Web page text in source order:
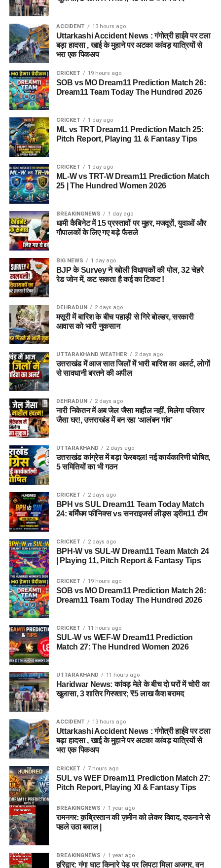
होगा माहौल
आलंबन गांव की सबसे खास बात यही होगी कि यहां रहने वाली महिलाओं
और बच्चों को यह महसूस न हो कि वे किसी जेल या बंद संस्थान में रह रहे
हैं। इसके बजाय पूरा परिसर एक रेजिडेंशियल कॉम्प्लेक्स की तरह विकसित
किया जाएगा, जहां सुरक्षा के साथ रहने, पढ़ाई, दैनिक जीवन और सामाजिक
विकास से जुड़ी सुविधाएं उपलब्ध होंगी।
परिसर को आधुनिक सुविधाओं से लैस करने की योजना है। यहां आंगनबाड़ी
केंद्र भी खोले जाएंगे। जरूरत पड़ने पर प्राथमिक विद्यालय की सुविधा भी
उपलब्ध कराई जा सकती है। इस पहल का मकसद सिर्फ महिलाओं और
बच्चों को रहने की जगह देना नहीं, बल्कि उन्हें ऐसा वातावरण उपलब्ध कराना
है, जहां वे खुद को सुरक्षित, सम्मानित और परिवार का हिस्सा महसूस कर
सकें।
5 एकड़ जमीन की हो रही है तलाश
आलंबन गांव विकसित करने के लिए करीब 5 एकड़ जमीन की आवश्यकता
बताई गई है। विभाग की पहली प्राथमिकता देहरादून जिले या उसके
आसपास जमीन तलाशने की थी, लेकिन फिलहाल उपयुक्त जमीन उपलब्ध
नहीं हो पाई है। अब विभाग की ओर से हरिद्वार और आसपास के क्षेत्रों में
जमीन की तलाश की जा रही है। अधिकारियों को उम्मीद है कि हरिद्वार में
इसके लिए उपयुक्त जमीन मिल सकती है।
इसके अलावा उत्तरकाशी जिले के चिन्यालीसौड़ में भी एक जमीन को लेकर
संभावनाएं देखी जा रही हैं। विभाग यह जांच कर रहा है कि वहां की जमीन
और परिस्थितियां आलंबन गांव के निर्माण के लिए उपयुक्त हैं या नहीं।
महिलाओं और बच्चों को मिलेगा नया जीवन
आलंबन गांव की यह योजना सिर्फ एक नया भवन या परिसर तैयार करने की
कवायद नहीं है, बल्कि नारी निकेतन में रहने वाली महिलाओं और बच्चों के
प्रति सोच में बदलाव की कोशिश भी है।
अगर यह योजना धरातल पर उतरती है तो संस्थागत जीवन की जगह उन्हें
परिवार जैसा माहौल, बेहतर स्वतंत्रता और सामाजिक वातावरण मिल
सकेगा। इससे बच्चों और महिलाओं के मानसिक और सामाजिक विकास में
भी मदद मिलने की उम्मीद है।
ACCIDENT 13 hours ago
Uttarkashi Accident News : गंगोत्री हाईवे पर टला
बड़ा हादसा , खाई के मुहाने पर अटका कांवड़ यात्रियों से
भरा एक पिकअप
CRICKET 19 hours ago
SOB vs MO Dream11 Prediction Match 26:
Dream11 Team Today The Hundred 2026
CRICKET 1 day ago
ML vs TRT Dream11 Prediction Match 25:
Pitch Report, Playing 11 & Fantasy Tips
CRICKET 1 day ago
ML-W vs TRT-W Dream11 Prediction Match
25 | The Hundred Women 2026
BREAKINGNEWS 1 day ago
धामी कैबिनेट में 15 प्रस्तावों पर मुहर, मजदूरों, युवाओं और
गौपालकों के लिए गए बड़े फैसले
BIG NEWS 1 day ago
BJP के Survey ने खोली विधायकों की पोल, 32 चेहरे
रेड जोन में, कट सकता है कई का टिकट !
DEHRADUN 2 days ago
मसूरी में बारिश के बीच पहाड़ी से गिरे बोल्डर, सरकारी
आवास को भारी नुकसान
UTTARAKHAND WEATHER 2 days ago
उत्तराखंड में आज सात जिलों में भारी बारिश का अलर्ट, लोगों
से सावधानी बरतने की अपील
DEHRADUN 2 days ago
नारी निकेतन में अब जेल जैसा माहौल नहीं, मिलेगा परिवार
जैसा घर!, उत्तराखंड में बन रहा ‘आलंबन गांव’
UTTARAKHAND 2 days ago
उत्तराखंड कांग्रेस में बड़ा फेरबदल! नई कार्यकारिणी घोषित,
5 समितियों का भी गठन
CRICKET 2 days ago
BPH vs SUL Dream11 Team Today Match
24: बर्मिंघम फीनिक्स vs सनराइजर्स लीड्स ड्रीम11 टीम
CRICKET 2 days ago
BPH-W vs SUL-W Dream11 Team Match 24
| Playing 11, Pitch Report & Fantasy Tips
CRICKET 19 hours ago
SOB vs MO Dream11 Prediction Match 26:
Dream11 Team Today The Hundred 2026
CRICKET 11 hours ago
SUL-W vs WEF-W Dream11 Prediction
Match 27: The Hundred Women 2026
UTTARAKHAND 11 hours ago
Haridwar News: कांवड़ मेले के बीच दो घरों में चोरी का
खुलासा, 3 शातिर गिरफ्तार; ₹5 लाख कैश बरामद
ACCIDENT 13 hours ago
Uttarkashi Accident News : गंगोत्री हाईवे पर टला
बड़ा हादसा , खाई के मुहाने पर अटका कांवड़ यात्रियों से
भरा एक पिकअप
CRICKET 7 hours ago
SUL vs WEF Dream11 Prediction Match 27:
Pitch Report, Playing XI & Fantasy Tips
BREAKINGNEWS 1 year ago
रामनगर: क़ब्रिस्तान की ज़मीन को लेकर विवाद, दफनाने से
पहले उठा बवाल |
BREAKINGNEWS 1 year ago
हरिद्वार: गंगा घाट किनारे पेड़ पर लिपटा मिला अजगर, वन